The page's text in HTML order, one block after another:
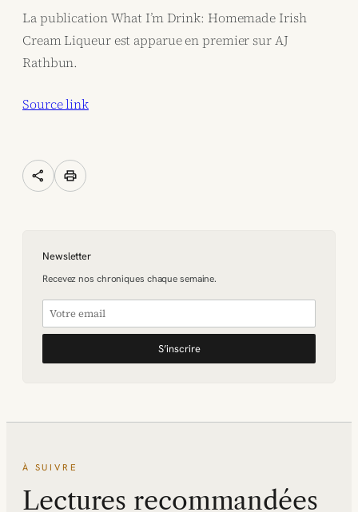
La publication What I’m Drink: Homemade Irish
Cream Liqueur est apparue en premier sur AJ
Rathbun.
Source link
share print
Newsletter
Recevez nos chroniques chaque semaine.
S’inscrire
À SUIVRE
Lectures recommandées